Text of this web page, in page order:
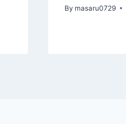
By masaru0729